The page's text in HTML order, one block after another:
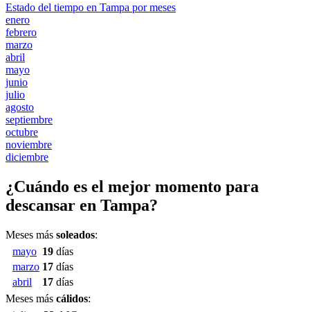
Estado del tiempo en Tampa por meses
enero
febrero
marzo
abril
mayo
junio
julio
agosto
septiembre
octubre
noviembre
diciembre
¿Cuándo es el mejor momento para
descansar en Tampa?
Meses más soleados:
mayo 19 días
marzo 17 días
abril
17 días
Meses más cálidos: